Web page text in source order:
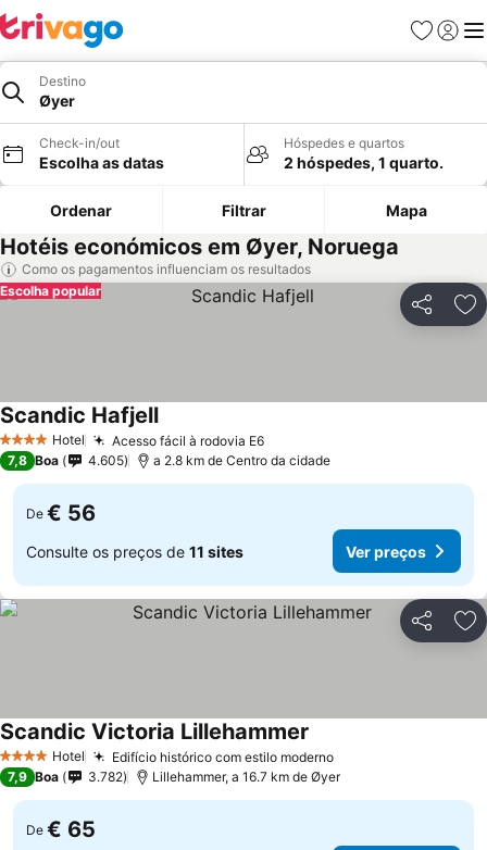
Favoritos
Iniciar
Destino
Øyer
Check-in/out
Escolha as datas
Hóspedes e quartos
2 hóspedes, 1 quarto.
Ordenar Filtrar Mapa
Hotéis económicos em Øyer, Noruega
Como os pagamentos influenciam os resultados
Partilhar
Escolha popular
4 EstrelasHotel Acesso fácil à rodovia E6
Scandic Hafjell
7,8 Boa 4.605 a 2.8 km de Centro da cidade
De € 56
Consulte os preços de 11 sites Ver preços
Partilhar
4 EstrelasHotel Edifício histórico com estilo moderno
Scandic Victoria Lillehammer
7,9 Boa 3.782 Lillehammer, a 16.7 km de Øyer
De € 65